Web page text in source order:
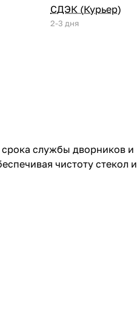
СДЭК (Курьер)
2-3 дня
службы дворников и
чистоту стекол и